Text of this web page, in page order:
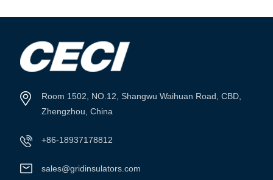
Room 1502, NO.12, Shangwu Waihuan Road, CBD,
Zhengzhou, China
+86-18937178812
sales@gridinsulators.com